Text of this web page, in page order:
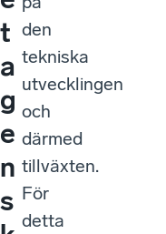
t
a
g
e
n
s
den
tekniska
utvecklingen
och
därmed
tillväxten.
För
detta